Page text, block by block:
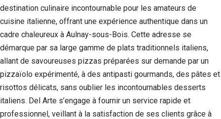
destination culinaire incontournable pour les amateurs de
cuisine italienne, offrant une expérience authentique dans un
cadre chaleureux à Aulnay-sous-Bois. Cette adresse se
démarque par sa large gamme de plats traditionnels italiens,
allant de savoureuses pizzas préparées sur demande par un
pizzaïolo expérimenté, à des antipasti gourmands, des pâtes et
risottos délicats, sans oublier les incontournables desserts
italiens. Del Arte s’engage à fournir un service rapide et
professionnel, veillant à la satisfaction de ses clients grâce à